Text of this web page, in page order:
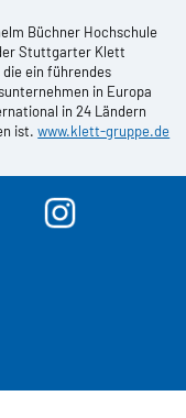
Büchner Hochschule
Stuttgarter Klett
die ein führendes
in Europa
in 24 Ländern
ist.www.klett-gruppe.de